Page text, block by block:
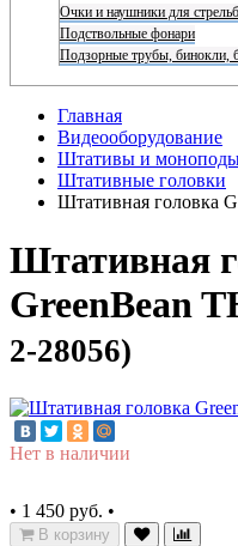
Очки и наушники для
Подствольные фонари
Подзорные трубы, бинокли,
Главная
Видеооборудование
Штативы и
Штативные головки
Штативная головка
Штативная
GreenBean
2-28056)
Нет в наличии
• 1 450 руб. •
В корзину